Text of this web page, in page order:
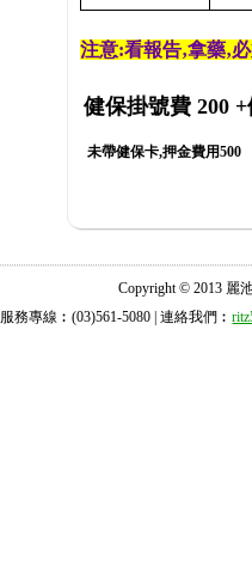
注意:看報告‚拿藥‚
健保掛號費 200 +
未帶健保卡,押金費用500
Copyright © 2013 麗
服務專線︰(03)561-5080 | 連絡我們︰